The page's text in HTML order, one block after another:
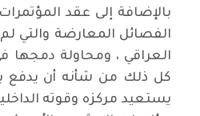
بالإضافة إلى عقد
الفصائل المعارضة والتي
العراقي ، ومحاولة دمجها
كل ذلك من شأنه أن يدفع
يستعيد مركزه وقوته